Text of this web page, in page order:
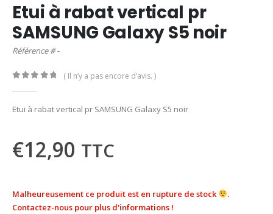
Etui à rabat vertical pr
SAMSUNG Galaxy S5 noir
Référence # -
( Il n’y a pas encore d’avis. )
Etui à rabat vertical pr SAMSUNG Galaxy S5 noir
€12,90 TTC
Malheureusement ce produit est en rupture de stock
.
Contactez-nous pour plus d'informations !